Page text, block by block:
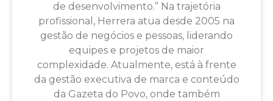
de desenvolvimento.” Na trajetória
profissional, Herrera atua desde 2005 na
gestão de negócios e pessoas, liderando
equipes e projetos de maior
complexidade. Atualmente, está à frente
da gestão executiva de marca e conteúdo
da Gazeta do Povo, onde também